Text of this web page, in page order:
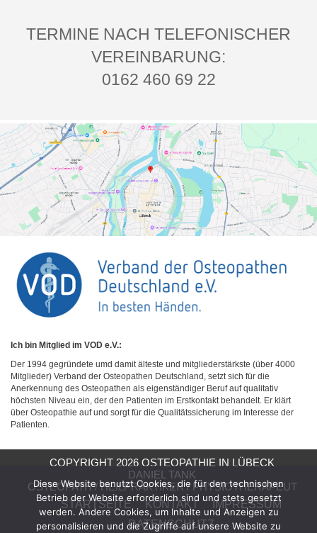
TERMINE NACH TELEFONISCHER
VEREINBARUNG:
0162 460 69 22
Ich bin Mitglied im VOD e.V.:
Der 1994 gegründete umd damit älteste und mitgliederstärkste (über 4000
Mitglieder) Verband der Osteopathen Deutschland, setzt sich für die
Anerkennung des Osteopathen als eigenständiger Beruf auf qualitativ
höchsten Niveau ein, der den Patienten im Erstkontakt behandelt. Er klärt
über Osteopathie auf und sorgt für die Qualitätssicherung im Interesse der
Patienten.
COPYRIGHT 2026 OSTEOPATHIE IN LÜBECK
DANIEL TANK
OSTEOPATH / HEILPRAKTIKER / PHYSIOTHERAPEUT
STARTSEITE
KONTAKT
IMPRESSUM
DATENSCHUTZ
Diese Website benutzt Cookies, die für den technischen
Betrieb der Website erforderlich sind und stets gesetzt
werden. Andere Cookies, um Inhalte und Anzeigen zu
personalisieren und die Zugriffe auf unsere Website zu